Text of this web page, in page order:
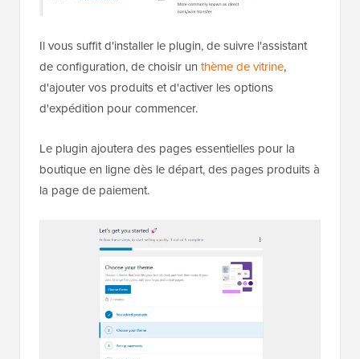
Il vous suffit d'installer le plugin, de suivre l'assistant
de configuration, de choisir un thème de vitrine,
d'ajouter vos produits et d'activer les options
d'expédition pour commencer.
Le plugin ajoutera des pages essentielles pour la
boutique en ligne dès le départ, des pages produits à
la page de paiement.